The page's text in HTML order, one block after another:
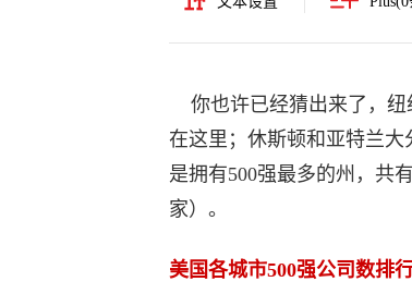
你也许已经猜出来了，纽
在这里；休斯顿和亚特兰大
是拥有500强最多的州，共
家）。
美国各城市500强公司数排